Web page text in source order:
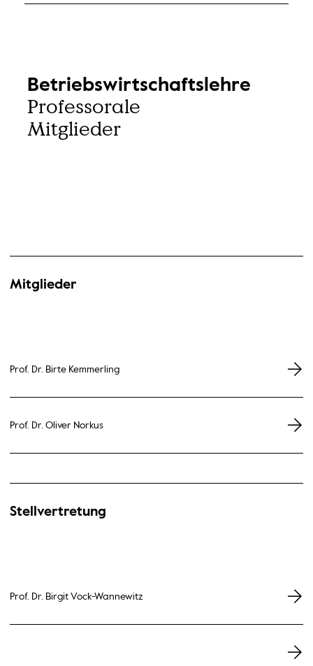
Betriebswirtschaftslehre
Professorale
Mitglieder
Mitglieder
Prof. Dr. Birte Kemmerling
Prof. Dr. Oliver Norkus
Stellvertretung
Prof. Dr. Birgit Vock-Wannewitz